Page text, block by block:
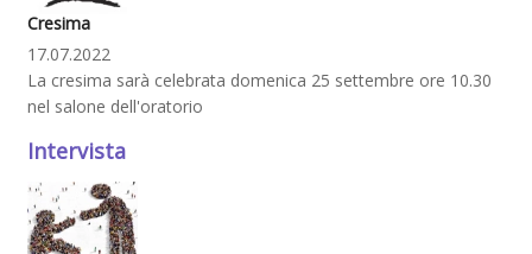
Cresima
17.07.2022
La cresima sarà celebrata domenica 25 settembre ore 10.30
nel salone dell'oratorio
Intervista